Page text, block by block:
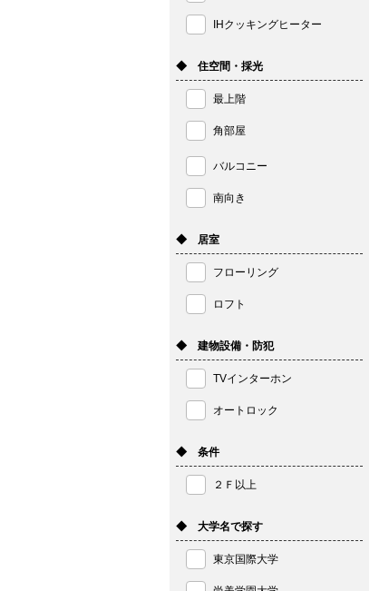
IHクッキングヒーター
◆ 住空間・採光
最上階
角部屋
バルコニー
南向き
◆ 居室
フローリング
ロフト
◆ 建物設備・防犯
TVインターホン
オートロック
◆ 条件
２Ｆ以上
◆ 大学名で探す
東京国際大学